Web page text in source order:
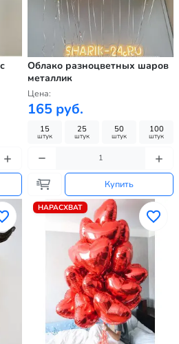
Облако разноцветных шаров
металлик
Цена:
165 руб.
15
штук
25
штук
50
штук
100
штук
Купить
НАРАСХВАТ